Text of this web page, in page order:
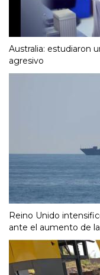
Australia: estudiaron
agresivo
Reino Unido
ante el aumento de